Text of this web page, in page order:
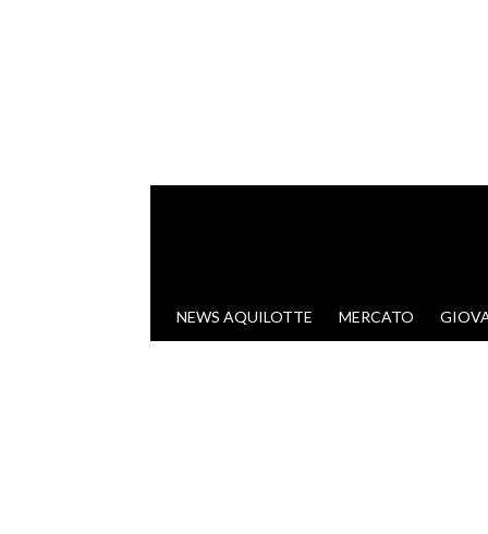
VAI AL CONTENUTO
NEWS AQUILOTTE MERCATO